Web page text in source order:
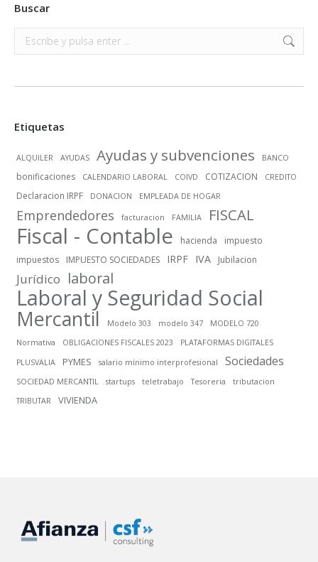
Buscar
Buscar:
Etiquetas
ALQUILER AYUDAS Ayudas y subvenciones BANCO
bonificaciones CALENDARIO LABORAL COIVD COTIZACION CREDITO
Declaracion IRPF DONACION EMPLEADA DE HOGAR
Emprendedores facturacion FAMILIA FISCAL
Fiscal - Contable hacienda
impuesto
impuestos
IMPUESTO SOCIEDADES IRPF IVA Jubilacion
Jurídico laboral
Laboral y Seguridad Social
Mercantil Modelo 303 modelo 347
MODELO 720
Normativa
OBLIGACIONES FISCALES 2023
PLATAFORMAS DIGITALES
PLUSVALIA
PYMES salario mínimo interprofesional Sociedades
SOCIEDAD MERCANTIL startups teletrabajo Tesoreria
tributacion
TRIBUTAR
VIVIENDA